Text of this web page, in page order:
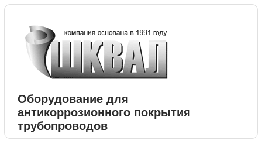
Оборудование для
антикоррозионного покрытия
трубопроводов